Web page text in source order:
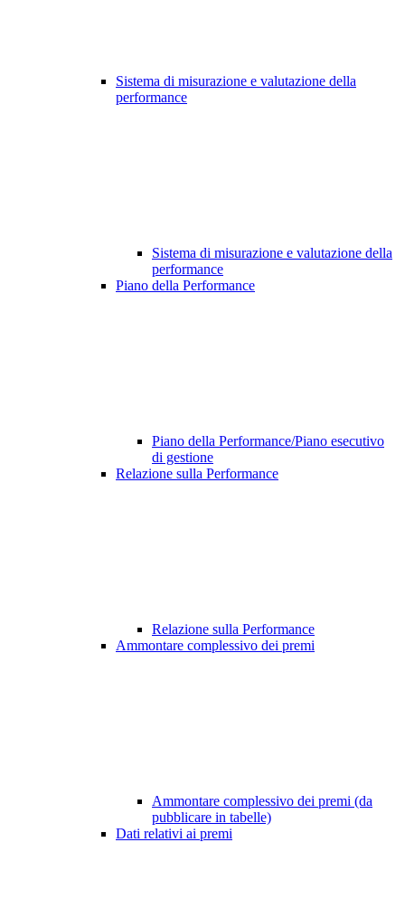
Sistema di misurazione e valutazione della
performance
Sistema di misurazione e valutazione della
performance
Piano della Performance
Piano della Performance/Piano esecutivo
di gestione
Relazione sulla Performance
Relazione sulla Performance
Ammontare complessivo dei premi
Ammontare complessivo dei premi (da
pubblicare in tabelle)
Dati relativi ai premi